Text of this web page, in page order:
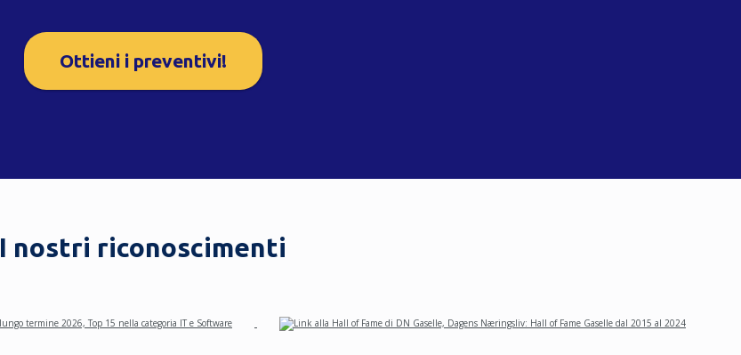
Ottieni i preventivi!
I nostri riconoscimenti